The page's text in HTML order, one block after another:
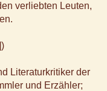
verliebten Leuten,
Literaturkritiker der
und Erzähler;